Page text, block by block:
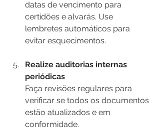
datas de vencimento para
certidões e alvarás. Use
lembretes automáticos para
evitar esquecimentos.
Realize auditorias internas
periódicas
Faça revisões regulares para
verificar se todos os documentos
estão atualizados e em
conformidade.